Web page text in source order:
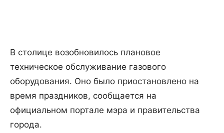
В столице возобновилось плановое
техническое обслуживание газового
оборудования. Оно было приостановлено на
время праздников, сообщается на
официальном портале мэра и правительства
города.